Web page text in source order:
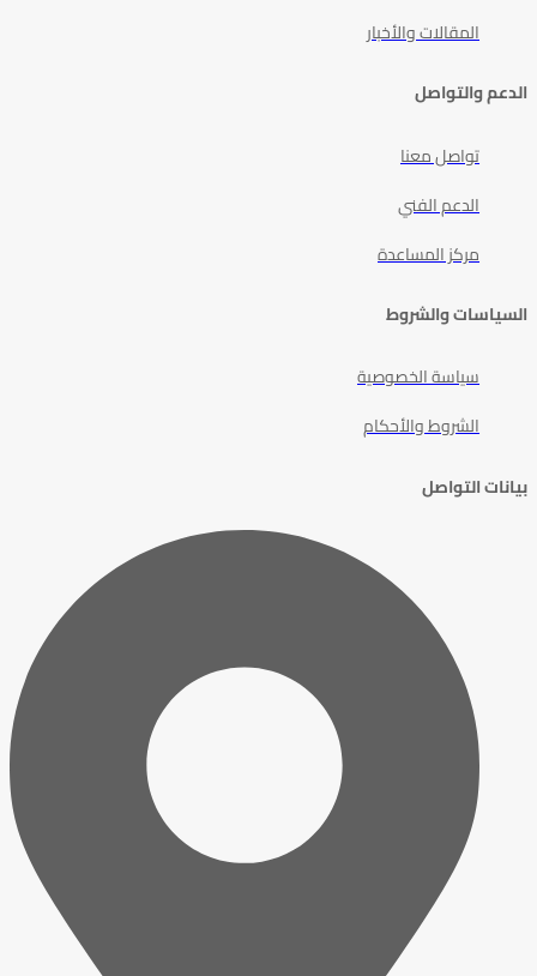
المقالات والأخبار
الدعم والتواصل
تواصل معنا
الدعم الفني
مركز المساعدة
السياسات والشروط
سياسة الخصوصية
الشروط والأحكام
بيانات التواصل